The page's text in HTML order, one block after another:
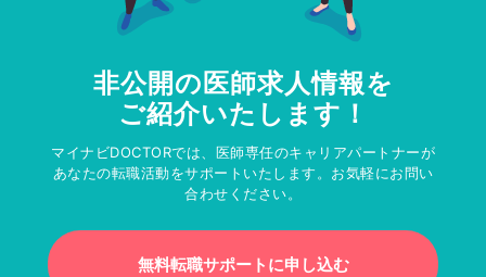
非公開の医師求人情報を
ご紹介いたします！
マイナビDOCTORでは、医師専任のキャリアパートナーが
あなたの転職活動をサポートいたします。お気軽にお問い
合わせください。
無料転職サポートに申し込む